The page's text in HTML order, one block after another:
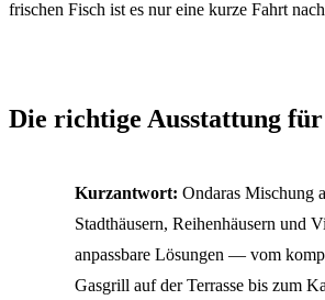
frischen Fisch ist es nur eine kurze Fahrt
Die richtige Ausstattung
Kurzantwort: Ondaras Mischung
Stadthäusern, Reihenhäusern und
anpassbare Lösungen — vom
Gasgrill auf der Terrasse bis zum